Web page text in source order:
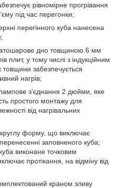
рівномірне прогрівання
під час перегонки;
перегінного куба нанесена
дно товщиною 6 мм
плит, у тому числі з індукційним
товщини забезпечується
нагрів;
з’єднання 2 дюйми, яке
простого монтажу для
від нагрівальних
форму, що виключає
заповненого куба;
виконане точковим
протікання, на відміну від
краном зливу